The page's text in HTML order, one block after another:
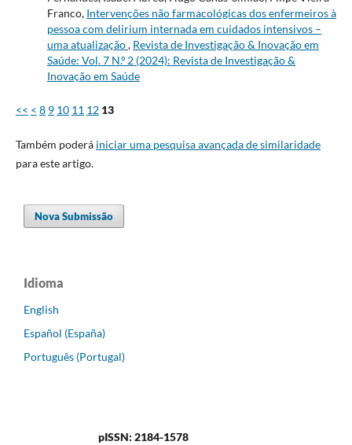
Franco, Intervenções não farmacológicas dos enfermeiros à
pessoa com delirium internada em cuidados intensivos –
uma atualização, Revista de Investigação & Inovação em
Saúde: Vol. 7 N.º 2 (2024): Revista de Investigação &
Inovação em Saúde
<< < 8 9 10 11 12 13
Também poderá iniciar uma pesquisa avançada de similaridade
para este artigo.
Nova Submissão
Idioma
English
Español (España)
Português (Portugal)
pISSN: 2184-1578